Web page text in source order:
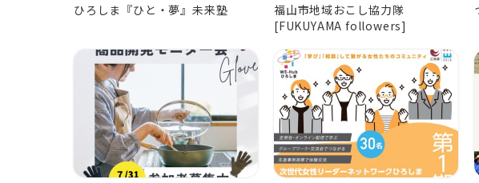
ひろしま『ひと・夢』未来塾
福山市地域おこし協力隊
[FUKUYAMA followers]